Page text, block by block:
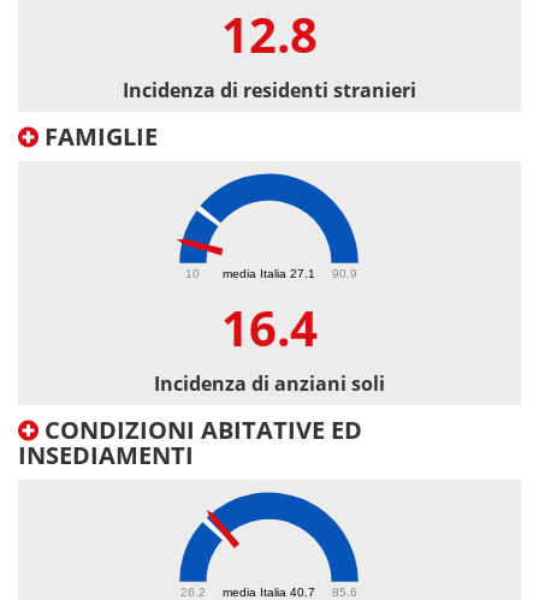
12.8
Incidenza di residenti stranieri
FAMIGLIE
media Italia 27.1
10 90.9
16.4
Incidenza di anziani soli
CONDIZIONI ABITATIVE ED
INSEDIAMENTI
media Italia 40.7
26.2 85.6